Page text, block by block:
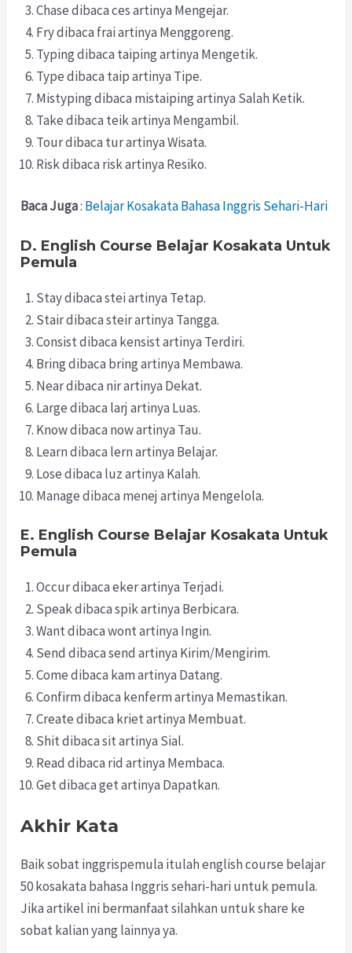
Chase dibaca ces artinya Mengejar.
Fry dibaca frai artinya Menggoreng.
Typing dibaca taiping artinya Mengetik.
Type dibaca taip artinya Tipe.
Mistyping dibaca mistaiping artinya Salah Ketik.
Take dibaca teik artinya Mengambil.
Tour dibaca tur artinya Wisata.
Risk dibaca risk artinya Resiko.
Baca Juga: Belajar Kosakata Bahasa Inggris Sehari-Hari
D. English Course Belajar Kosakata Untuk
Pemula
Stay dibaca stei artinya Tetap.
Stair dibaca steir artinya Tangga.
Consist dibaca kensist artinya Terdiri.
Bring dibaca bring artinya Membawa.
Near dibaca nir artinya Dekat.
Large dibaca larj artinya Luas.
Know dibaca now artinya Tau.
Learn dibaca lern artinya Belajar.
Lose dibaca luz artinya Kalah.
Manage dibaca menej artinya Mengelola.
E. English Course Belajar Kosakata Untuk
Pemula
Occur dibaca eker artinya Terjadi.
Speak dibaca spik artinya Berbicara.
Want dibaca wont artinya Ingin.
Send dibaca send artinya Kirim/Mengirim.
Come dibaca kam artinya Datang.
Confirm dibaca kenferm artinya Memastikan.
Create dibaca kriet artinya Membuat.
Shit dibaca sit artinya Sial.
Read dibaca rid artinya Membaca.
Get dibaca get artinya Dapatkan.
Akhir Kata
Baik sobat inggrispemula itulah english course belajar
50 kosakata bahasa Inggris sehari-hari untuk pemula.
Jika artikel ini bermanfaat silahkan untuk share ke
sobat kalian yang lainnya ya.